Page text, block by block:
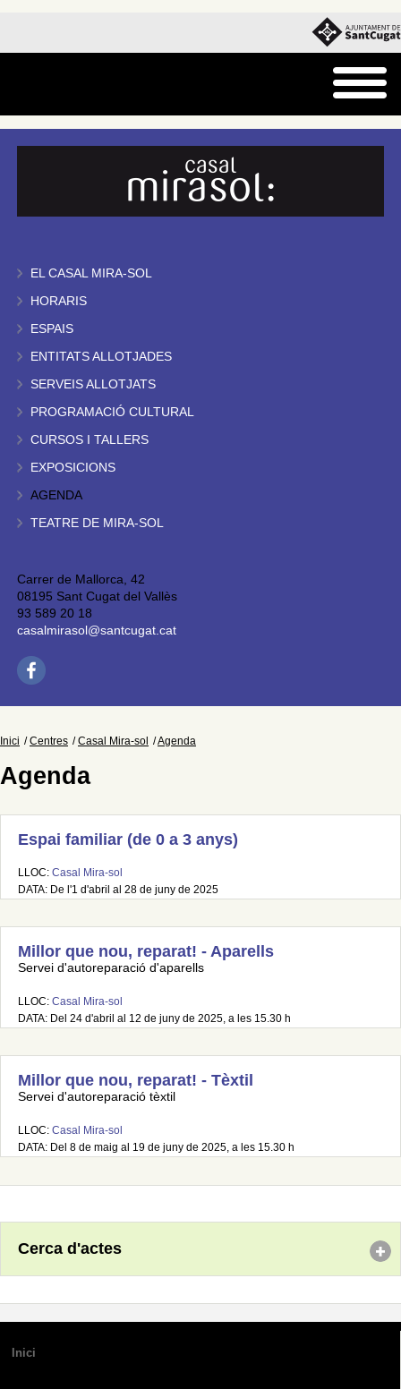
EL CASAL MIRA-SOL
HORARIS
ESPAIS
ENTITATS ALLOTJADES
SERVEIS ALLOTJATS
PROGRAMACIÓ CULTURAL
CURSOS I TALLERS
EXPOSICIONS
AGENDA
TEATRE DE MIRA-SOL
Carrer de Mallorca, 42
08195 Sant Cugat del Vallès
93 589 20 18
casalmirasol@santcugat.cat
Inici Centres Casal Mira-sol Agenda
Agenda
Espai familiar (de 0 a 3 anys)
LLOC: Casal Mira-sol
DATA: De l'1 d'abril al 28 de juny de 2025
Millor que nou, reparat! - Aparells
Servei d'autoreparació d'aparells
LLOC: Casal Mira-sol
DATA: Del 24 d'abril al 12 de juny de 2025, a les 15.30 h
Millor que nou, reparat! - Tèxtil
Servei d'autoreparació tèxtil
LLOC: Casal Mira-sol
DATA: Del 8 de maig al 19 de juny de 2025, a les 15.30 h
Cerca d'actes
Inici